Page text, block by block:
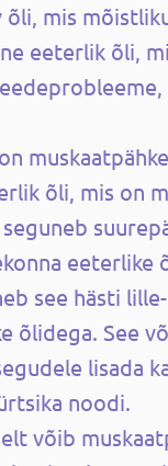
õli, mis
eeterlik õli,
õli, mis on
eeterlike
see hästi
õlidega. See
lisada
noodi.
võib